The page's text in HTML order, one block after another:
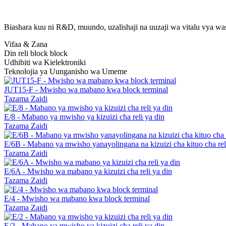
Biashara kuu ni R&D, muundo, uzalishaji na uuzaji wa vitalu vya
Vifaa & Zana
Din reli block block
Udhibiti wa Kielektroniki
Teknolojia ya Uunganisho wa Umeme
JUT15-F - Mwisho wa mabano kwa block terminal
Tazama Zaidi
E/8 - Mabano ya mwisho ya kizuizi cha reli ya din
Tazama Zaidi
E/6B - Mabano ya mwisho yanayolingana na kizuizi cha kituo cha
Tazama Zaidi
E/6A - Mwisho wa mabano ya kizuizi cha reli ya din
Tazama Zaidi
E/4 - Mwisho wa mabano kwa block terminal
Tazama Zaidi